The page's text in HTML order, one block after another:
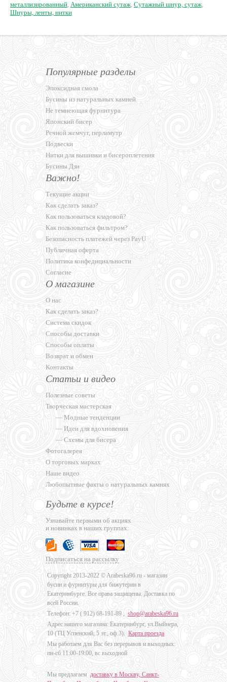
металлизированный, Американский сутаж, Сутажный шнур, сутаж,
Шнуры, ленты, нитки
Популярные разделы
Эпоксидная смола
Бусины из натуральных камней
Не темнеющая фурнитура
Японский бисер
Речной жемчуг, перламутр
Подвески
Нитки для вышивки и бисероплетения
Бусины Дзи
Важно!
Текущие акции
Как сделать заказ?
Как пользоваться кладовой?
Как пользоваться фильтром?
Безопасность платежей через PayU
Публичная оферта
Политика конфедициальности
Согласие
О магазине
О нас
Как сделать заказ?
Система скидок
Способы доставки
Способы оплаты
Возврат и обмен
Контакты
Статьи и видео
Полезные советы
Творческая мастерская
— Модные тенденции
— Идеи для вдохновения
— Схемы для бисера
Фотогалерея
О торговых марках
Наше видео
Любопытные факты о натуральных камнях
Будьте в курсе!
Узнавайте первыми об акциях
и новинках в наших группах:
Подписаться на рассылку
Copyright 2013-2022 © Arabeska96.ru - магазин
бусин и фурнитуры для бижутерии в
Екатеринбурге. Все права защищены. Доставка по
всей России.
Телефон: +7 ( 912) 68-191-89 , shop@arabeska96.ru
Адрес нашего магазина: Екатеринбург, ул.Выйнера,
10 (ТЦ Успенский, 5 эт., оф.3). Карта проезда
Мы работаем для Вас без перерывов и выходных:
пн-сб 11:00-19:00, вс выходной
Мы предлагаем доставку в Москву, Санкт-